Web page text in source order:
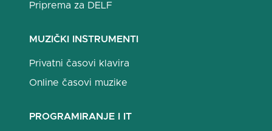
Priprema za DELF
MUZIČKI INSTRUMENTI
Privatni časovi klavira
Online časovi muzike
PROGRAMIRANJE I IT